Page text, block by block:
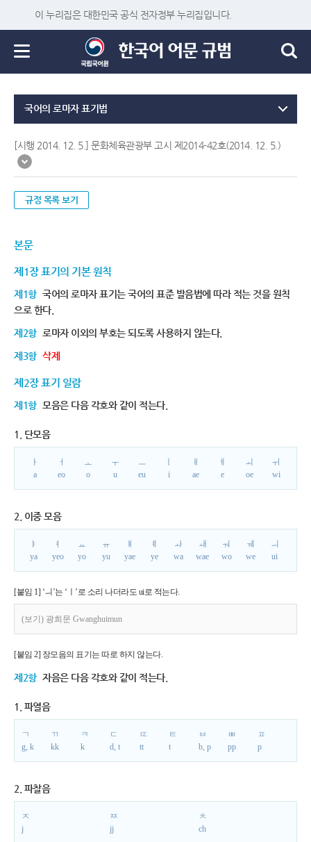
이 누리집은 대한민국 공식 전자정부 누리집입니다.
국어의 로마자 표기법
[시행 2014. 12. 5.] 문화체육관광부 고시 제2014-42호(2014. 12. 5.)
규정 목록 보기
본문
제1장 표기의 기본 원칙
제1항 국어의 로마자 표기는 국어의 표준 발음법에 따라 적는 것을 원칙
으로 한다.
제2항 로마자 이외의 부호는 되도록 사용하지 않는다.
제3항 삭제
제2장 표기 일람
제1항 모음은 다음 각호와 같이 적는다.
1. 단모음
ㅏ
a
ㅓ
eo
ㅗ
o
ㅜ
u
ㅡ
eu
i
ㅐ
ae
ㅔ
e
ㅚ
oe
ㅟ
wi
2. 이중 모음
ㅑ
ya
ㅕ
yeo
ㅛ
yo
ㅠ
yu
ㅒ
yae
ㅖ
ye
ㅘ
wa
ㅙ
wae
ㅝ
wo
ㅞ
we
ㅢ
ui
[붙임 1] ‘ㅢ’는 ‘ㅣ’로 소리 나더라도 ui로 적는다.
(보기) 광희문 Gwanghuimun
[붙임 2] 장모음의 표기는 따로 하지 않는다.
제2항 자음은 다음 각호와 같이 적는다.
1. 파열음
ㄱ
g, k
ㄲ
kk
ㅋ
k
ㄷ
d, t
ㄸ
tt
ㅌ
t
ㅂ
b, p
ㅃ
pp
ㅍ
p
2. 파찰음
ㅈ
j
ㅉ
jj
ㅊ
ch